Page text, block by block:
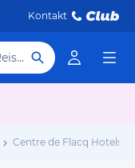
Kontakt
Hotel, Reiseziel
Centre de Flacq Hotels